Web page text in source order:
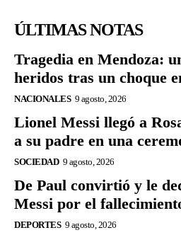
ÚLTIMAS NOTAS
Tragedia en Mendoza:
heridos tras un choque
NACIONALES 9 agosto, 2026
Lionel Messi llegó a
a su padre en una
SOCIEDAD 9 agosto, 2026
De Paul convirtió y le
Messi por el
DEPORTES 9 agosto, 2026